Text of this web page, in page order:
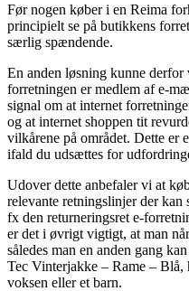
Før nogen køber i en Reima
principielt se på butikkens
særlig spændende.
En anden løsning kunne
forretningen er medlem af e-
signal om at internet
og at internet shoppen tit
vilkårene på området. Dette er
ifald du udsættes for
Udover dette anbefaler vi at
relevante retningslinjer der
fx den returneringsret e-
er det i øvrigt vigtigt, at man
således man en anden gang
Tec Vinterjakke – Rame – Blå,
voksen eller et barn.